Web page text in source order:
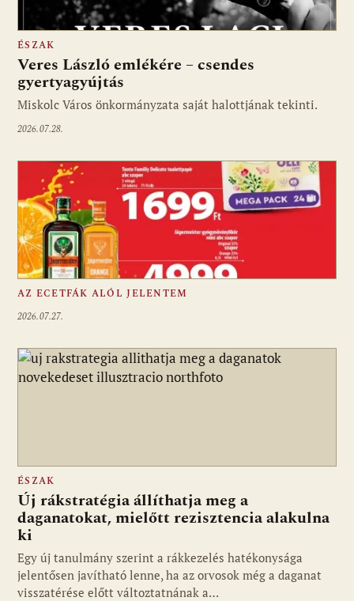
ÉSZAK
Veres László emlékére – csendes
gyertyagyújtás
Miskolc Város önkormányzata saját halottjának tekinti.
2026.07.28.
AZ ECETFÁK ALÓL JELENTEM
2026.07.27.
ÉSZAK
Új rákstratégia állíthatja meg a
daganatokat, mielőtt rezisztencia alakulna
ki
Egy új tanulmány szerint a rákkezelés hatékonysága
jelentősen javítható lenne, ha az orvosok még a daganat
visszatérése előtt változtatnának a…